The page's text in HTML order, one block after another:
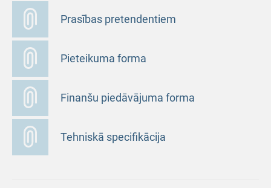
Prasības pretendentiem
Pieteikuma forma
Finanšu piedāvājuma forma
Tehniskā specifikācija